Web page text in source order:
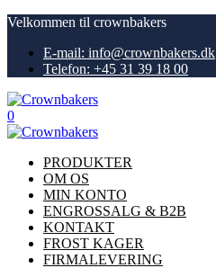
Velkommen til crownbakers
E-mail: info@crownbakers.dk
Telefon: +45 31 39 18 00
0
PRODUKTER
OM OS
MIN KONTO
ENGROSSALG & B2B
KONTAKT
FROST KAGER
FIRMALEVERING